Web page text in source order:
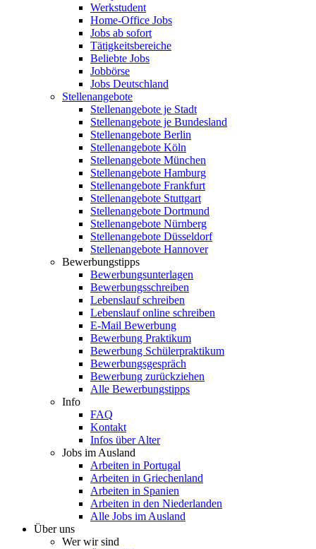
Werkstudent
Home-Office Jobs
Jobs ab sofort
Tätigkeitsbereiche
Beliebte Jobs
Jobbörse
Jobs Deutschland
Stellenangebote
Stellenangebote je Stadt
Stellenangebote je Bundesland
Stellenangebote Berlin
Stellenangebote Köln
Stellenangebote München
Stellenangebote Hamburg
Stellenangebote Frankfurt
Stellenangebote Stuttgart
Stellenangebote Dortmund
Stellenangebote Nürnberg
Stellenangebote Düsseldorf
Stellenangebote Hannover
Bewerbungstipps
Bewerbungsunterlagen
Bewerbungsschreiben
Lebenslauf schreiben
Lebenslauf online schreiben
E-Mail Bewerbung
Bewerbung Praktikum
Bewerbung Schülerpraktikum
Bewerbungsgespräch
Bewerbung zurückziehen
Alle Bewerbungstipps
Info
FAQ
Kontakt
Infos über Alter
Jobs im Ausland
Arbeiten in Portugal
Arbeiten in Griechenland
Arbeiten in Spanien
Arbeiten in den Niederlanden
Alle Jobs im Ausland
Über uns
Wer wir sind